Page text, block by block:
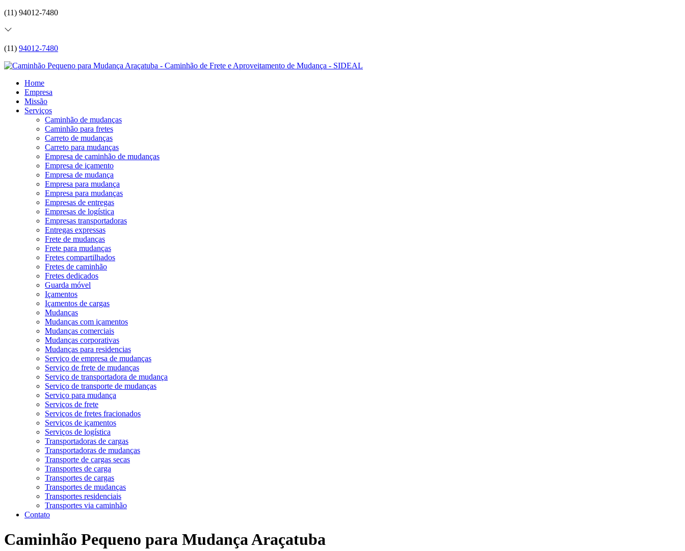
(11) 94012-7480
(11) 94012-7480
Home
Empresa
Missão
Serviços
Caminhão de mudanças
Caminhão para fretes
Carreto de mudanças
Carreto para mudanças
Empresa de caminhão de mudanças
Empresa de içamento
Empresa de mudança
Empresa para mudança
Empresa para mudanças
Empresas de entregas
Empresas de logística
Empresas transportadoras
Entregas expressas
Frete de mudanças
Frete para mudanças
Fretes compartilhados
Fretes de caminhão
Fretes dedicados
Guarda móvel
Içamentos
Içamentos de cargas
Mudanças
Mudanças com içamentos
Mudanças comerciais
Mudanças corporativas
Mudanças para residencias
Serviço de empresa de mudanças
Serviço de frete de mudanças
Serviço de transportadora de mudança
Serviço de transporte de mudanças
Serviço para mudança
Serviços de frete
Serviços de fretes fracionados
Serviços de içamentos
Serviços de logística
Transportadoras de cargas
Transportadoras de mudanças
Transporte de cargas secas
Transportes de carga
Transportes de cargas
Transportes de mudanças
Transportes residenciais
Transportes via caminhão
Contato
Caminhão Pequeno para Mudança Araçatuba